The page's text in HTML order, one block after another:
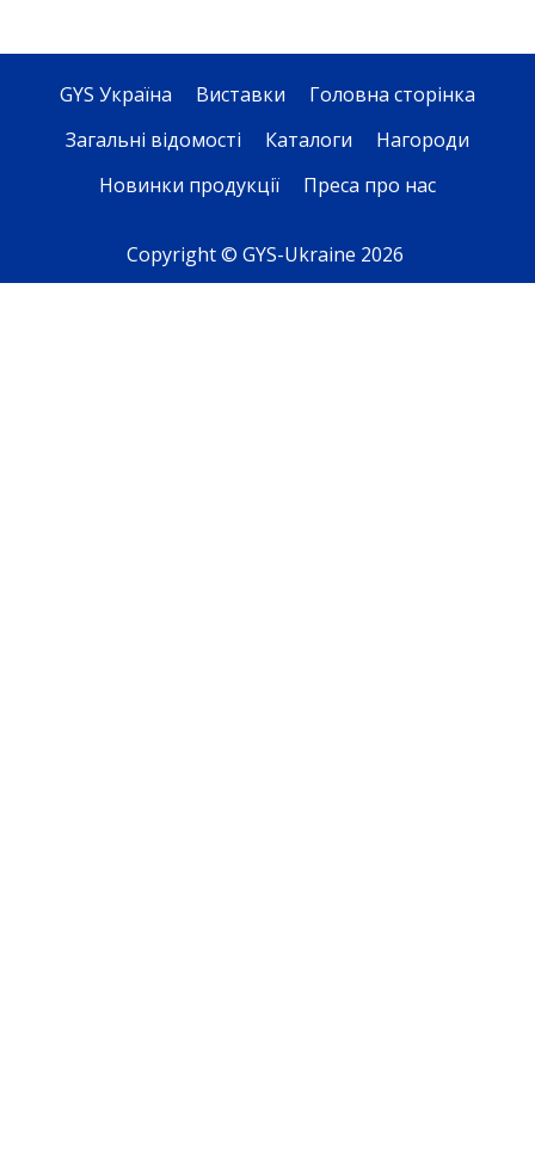
GYS Україна Виставки
Головна сторінка
Загальні відомості
Каталоги
Нагороди
Новинки продукції
Преса про нас
Copyright © GYS-Ukraine 2026